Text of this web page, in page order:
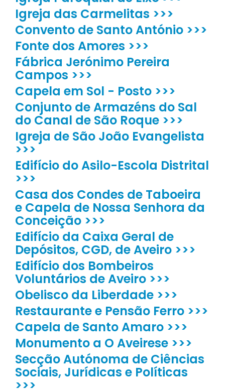
Igreja das Carmelitas >>>
Convento de Santo António >>>
Fonte dos Amores >>>
Fábrica Jerónimo Pereira
Campos >>>
Capela em Sol - Posto >>>
Conjunto de Armazéns do Sal
do Canal de São Roque >>>
Igreja de São João Evangelista
>>>
Edifício do Asilo-Escola Distrital
>>>
Casa dos Condes de Taboeira
e Capela de Nossa Senhora da
Conceição >>>
Edifício da Caixa Geral de
Depósitos, CGD, de Aveiro >>>
Edifício dos Bombeiros
Voluntários de Aveiro >>>
Obelisco da Liberdade >>>
Restaurante e Pensão Ferro >>>
Capela de Santo Amaro >>>
Monumento a O Aveirese >>>
Secção Autónoma de Ciências
Sociais, Jurídicas e Políticas
>>>